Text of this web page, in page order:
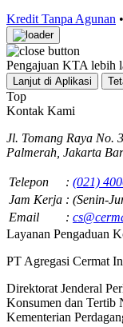
Kredit Tanpa Agunan •
Pengajuan KTA lebih
Lanjut di Aplikasi
Top
Kontak Kami
Jl. Tomang Raya No.
Palmerah, Jakarta
Telepon : (021)
Jam Kerja : (Senin-
Email
:
Layanan Pengaduan
PT Agregasi Cermat
Direktorat Jenderal
Konsumen dan Tertib
Kementerian